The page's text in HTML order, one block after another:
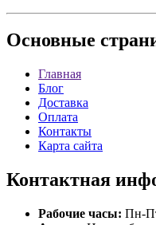
Основные
Главная
Блог
Доставка
Оплата
Контакты
Карта сайта
Контактная
Рабочие часы: Пн-